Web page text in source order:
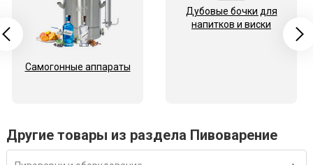
Самогонные аппараты
Дубовые бочки для
напитков и виски
Другие товары из раздела Пивоварение